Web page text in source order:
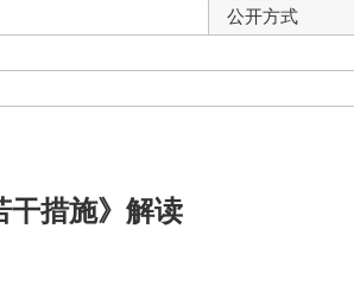
公开方式
干措施》解读